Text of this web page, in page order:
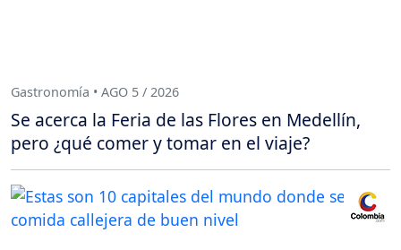
Gastronomía • AGO 5 / 2026
Se acerca la Feria de las Flores en Medellín,
pero ¿qué comer y tomar en el viaje?